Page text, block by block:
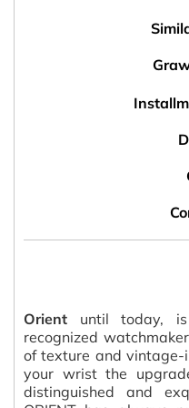
Orient until today,
recognized
of texture and vintage-
your wrist the
distinguished and